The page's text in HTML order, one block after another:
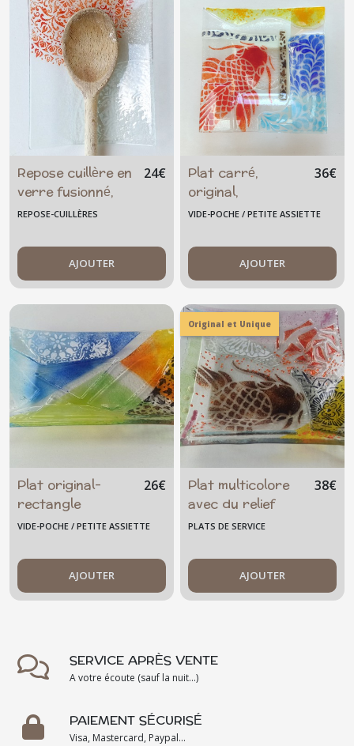
Repose cuillère en
verre fusionné,
MANDALA
24€
REPOSE-CUILLÈRES
AJOUTER
Plat carré,
original,
multicolore,
unique
36€
VIDE-POCHE / PETITE ASSIETTE
AJOUTER
Plat original-
rectangle
multicolore motif
26€
VIDE-POCHE / PETITE ASSIETTE
AJOUTER
Original et Unique
Plat multicolore
avec du relief
38€
PLATS DE SERVICE
AJOUTER
SERVICE APRÈS VENTE
A votre écoute (sauf la nuit...)
PAIEMENT SÉCURISÉ
Visa, Mastercard, Paypal...